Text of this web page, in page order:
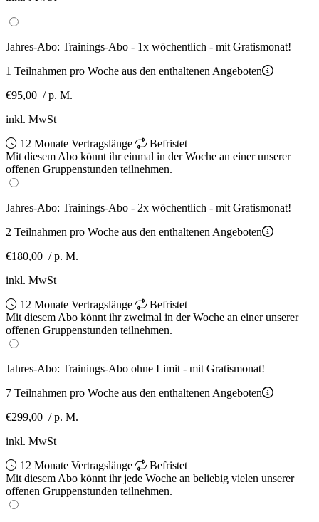
Jahres-Abo: Trainings-Abo - 1x wöchentlich - mit Gratismonat!
1 Teilnahmen pro Woche aus den enthaltenen Angeboten
€95,00 / p. M.
inkl. MwSt
12 Monate Vertragslänge
Befristet
Mit diesem Abo könnt ihr einmal in der Woche an einer unserer
offenen Gruppenstunden teilnehmen.
Jahres-Abo: Trainings-Abo - 2x wöchentlich - mit Gratismonat!
2 Teilnahmen pro Woche aus den enthaltenen Angeboten
€180,00 / p. M.
inkl. MwSt
12 Monate Vertragslänge
Befristet
Mit diesem Abo könnt ihr zweimal in der Woche an einer unserer
offenen Gruppenstunden teilnehmen.
Jahres-Abo: Trainings-Abo ohne Limit - mit Gratismonat!
7 Teilnahmen pro Woche aus den enthaltenen Angeboten
€299,00 / p. M.
inkl. MwSt
12 Monate Vertragslänge
Befristet
Mit diesem Abo könnt ihr jede Woche an beliebig vielen unserer
offenen Gruppenstunden teilnehmen.